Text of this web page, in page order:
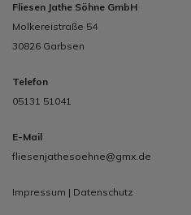
Fliesen Jathe Söhne GmbH
Molkereistraße 54
30826 Garbsen
Telefon
05131 51041
E-Mail
fliesenjathesoehne@gmx.de
Impressum | Datenschutz